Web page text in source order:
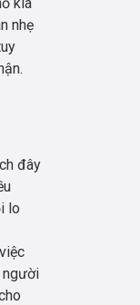
nhẹ
đây
lo
người